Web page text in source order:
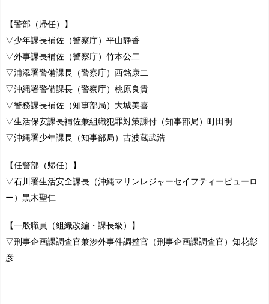
【警部（帰任）】
▽少年課長補佐（警察庁）平山静香
▽外事課長補佐（警察庁）竹本公二
▽浦添署警備課長（警察庁）西銘康二
▽沖縄署警備課長（警察庁）桃原良貴
▽警務課長補佐（知事部局）大城美喜
▽生活保安課長補佐兼組織犯罪対策課付（知事部局）町田明
▽沖縄署少年課長（知事部局）古波蔵武浩
【任警部（帰任）】
▽石川署生活安全課長（沖縄マリンレジャーセイフティービューロ
ー）黒木聖仁
【一般職員（組織改編・課長級）】
▽刑事企画課調査官兼渉外事件調整官（刑事企画課調査官）知花彰
彦